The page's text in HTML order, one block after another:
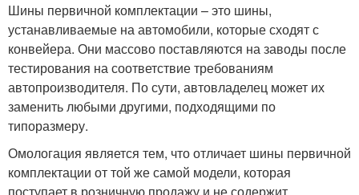
Шины первичной комплектации – это шины,
устанавливаемые на автомобили, которые сходят с
конвейера. Они массово поставляются на заводы после
тестирования на соответствие требованиям
автопроизводителя. По сути, автовладелец может их
заменить любыми другими, подходящими по
типоразмеру.
Омологация является тем, что отличает шины первичной
комплектации от той же самой модели, которая